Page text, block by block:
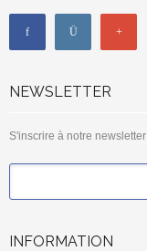
NEWSLETTER
S'inscrire à notre newsletter
INFORMATION